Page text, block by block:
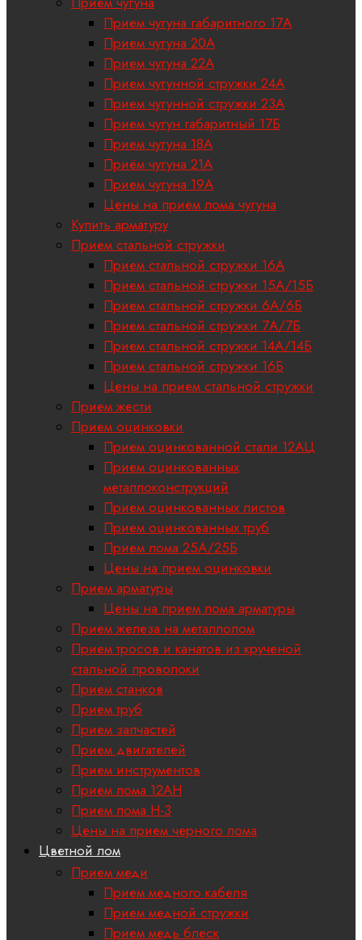
Прием чугуна габаритного 17A
Прием чугуна 20А
Прием чугуна 22А
Прием чугунной стружки 24А
Прием чугунной стружки 23А
Прием чугун габаритный 17Б
Прием чугуна 18A
Приём чугуна 21А
Прием чугуна 19А
Цены на прием лома чугуна
Купить арматуру
Прием стальной стружки
Прием стальной стружки 16А
Прием стальной стружки 15А/15Б
Прием стальной стружки 6А/6Б
Прием стальной стружки 7А/7Б
Прием стальной стружки 14А/14Б
Прием стальной стружки 16Б
Цены на прием стальной стружки
Прием жести
Прием оцинковки
Прием оцинкованной стали 12АЦ
Прием оцинкованных
металлоконструкций
Прием оцинкованных листов
Прием оцинкованных труб
Прием лома 25А/25Б
Цены на прием оцинковки
Прием арматуры
Цены на прием лома арматуры
Прием железа на металлолом
Прием тросов и канатов из крученой
стальной проволоки
Прием станков
Прием труб
Прием запчастей
Прием двигателей
Прием инструментов
Прием лома 12АН
Прием лома H-3
Цены на прием черного лома
Цветной лом
Прием меди
Прием медного кабеля
Прием медной стружки
Прием медь блеск